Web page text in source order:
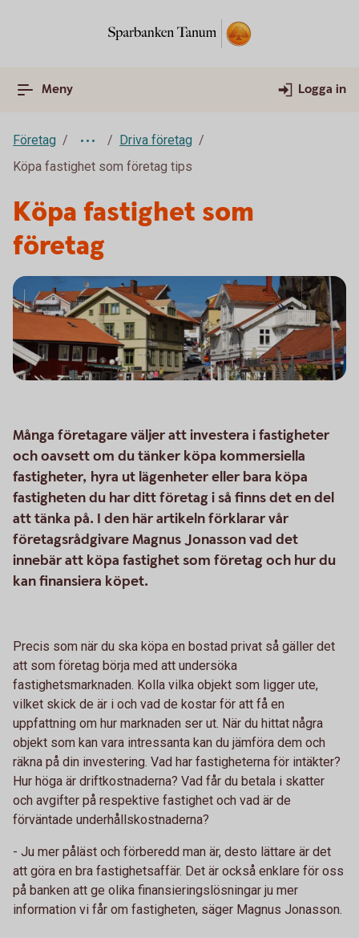
Meny Logga in
Företag
Driva företag
Köpa fastighet som företag tips
Köpa fastighet som
företag
Många företagare väljer att investera i fastigheter
och oavsett om du tänker köpa kommersiella
fastigheter, hyra ut lägenheter eller bara köpa
fastigheten du har ditt företag i så finns det en del
att tänka på. I den här artikeln förklarar vår
företagsrådgivare Magnus Jonasson vad det
innebär att köpa fastighet som företag och hur du
kan finansiera köpet.
Precis som när du ska köpa en bostad privat så gäller det
att som företag börja med att undersöka
fastighetsmarknaden. Kolla vilka objekt som ligger ute,
vilket skick de är i och vad de kostar för att få en
uppfattning om hur marknaden ser ut. När du hittat några
objekt som kan vara intressanta kan du jämföra dem och
räkna på din investering. Vad har fastigheterna för intäkter?
Hur höga är driftkostnaderna? Vad får du betala i skatter
och avgifter på respektive fastighet och vad är de
förväntade underhållskostnaderna?
- Ju mer påläst och förberedd man är, desto lättare är det
att göra en bra fastighetsaffär. Det är också enklare för oss
på banken att ge olika finansieringslösningar ju mer
information vi får om fastigheten, säger Magnus Jonasson.